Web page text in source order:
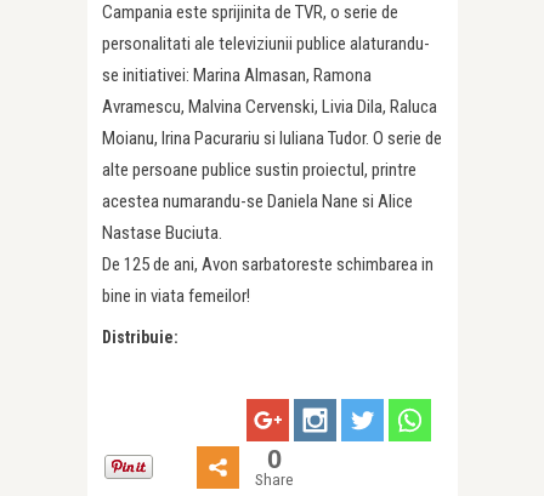
Campania este sprijinita de TVR, o serie de
personalitati ale televiziunii publice alaturandu-
se initiativei: Marina Almasan, Ramona
Avramescu, Malvina Cervenski, Livia Dila, Raluca
Moianu, Irina Pacurariu si Iuliana Tudor. O serie de
alte persoane publice sustin proiectul, printre
acestea numarandu-se Daniela Nane si Alice
Nastase Buciuta.
De 125 de ani, Avon sarbatoreste schimbarea in
bine in viata femeilor!
Distribuie:
0
Share